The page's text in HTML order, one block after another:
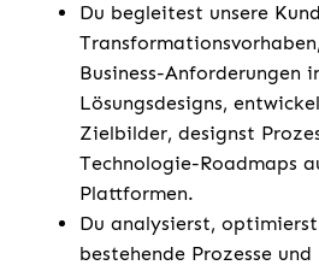
Du begleitest unsere
Business-Anforderungen
Lösungsdesigns,
Zielbilder, designst
Technologie-Roadmaps
Plattformen.
Du analysierst,
bestehende Prozesse